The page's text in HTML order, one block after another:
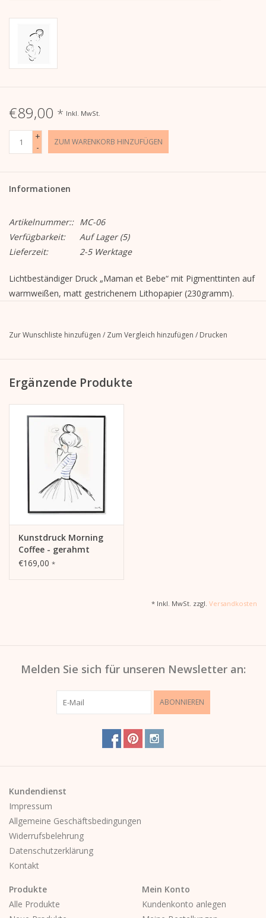
Kera Till X THERESIENTHAL
€89,00 * Inkl. MwSt.
+
-
ZUM WARENKORB HINZUFÜGEN
Informationen
Artikelnummer:: MC-06
Verfügbarkeit:
Auf Lager(5)
Lieferzeit:
2-5 Werktage
Lichtbeständiger Druck „Maman et Bebe“ mit Pigmenttinten auf
warmweißen, matt gestrichenem Lithopapier (230gramm).
Zur Wunschliste hinzufügen / Zum Vergleich hinzufügen / Drucken
Ergänzende Produkte
Kunstdruck Morning
Coffee - gerahmt
€169,00 *
* Inkl. MwSt. zzgl. Versandkosten
Melden Sie sich für unseren Newsletter an:
ABONNIEREN
Kundendienst
Impressum
Allgemeine Geschäftsbedingungen
Widerrufsbelehrung
Datenschutzerklärung
Kontakt
Produkte
Alle Produkte
Mein Konto
Kundenkonto anlegen